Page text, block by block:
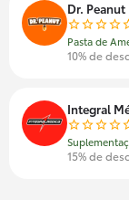
Dr. Peanut
Pasta de
10% de
Integral
15% de